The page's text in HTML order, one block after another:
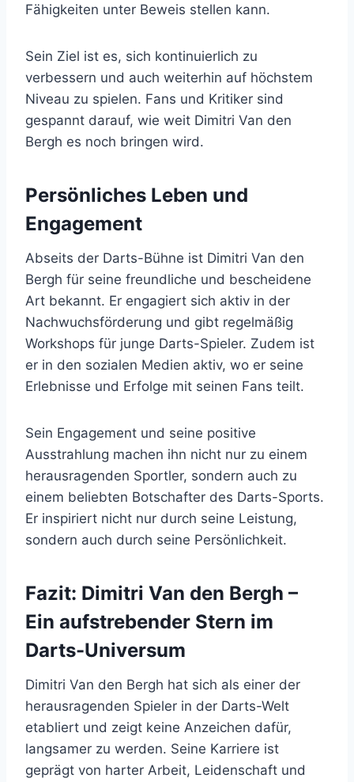
Fähigkeiten unter Beweis stellen kann.
Sein Ziel ist es, sich kontinuierlich zu
verbessern und auch weiterhin auf höchstem
Niveau zu spielen. Fans und Kritiker sind
gespannt darauf, wie weit Dimitri Van den
Bergh es noch bringen wird.
Persönliches Leben und
Engagement
Abseits der Darts-Bühne ist Dimitri Van den
Bergh für seine freundliche und bescheidene
Art bekannt. Er engagiert sich aktiv in der
Nachwuchsförderung und gibt regelmäßig
Workshops für junge Darts-Spieler. Zudem ist
er in den sozialen Medien aktiv, wo er seine
Erlebnisse und Erfolge mit seinen Fans teilt.
Sein Engagement und seine positive
Ausstrahlung machen ihn nicht nur zu einem
herausragenden Sportler, sondern auch zu
einem beliebten Botschafter des Darts-Sports.
Er inspiriert nicht nur durch seine Leistung,
sondern auch durch seine Persönlichkeit.
Fazit: Dimitri Van den Bergh –
Ein aufstrebender Stern im
Darts-Universum
Dimitri Van den Bergh hat sich als einer der
herausragenden Spieler in der Darts-Welt
etabliert und zeigt keine Anzeichen dafür,
langsamer zu werden. Seine Karriere ist
geprägt von harter Arbeit, Leidenschaft und